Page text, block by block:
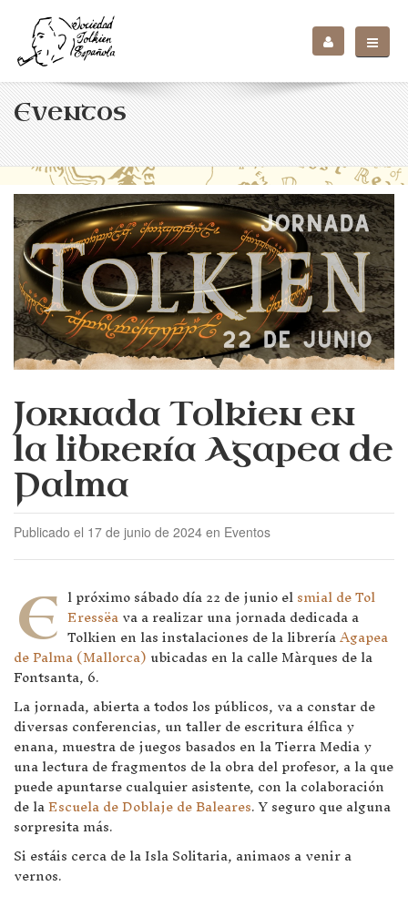
Eventos
Jornada Tolkien en
la librería Agapea de
Palma
Publicado el 17 de junio de 2024 en Eventos
E l próximo sábado día 22 de junio elsmial de Tol
Eressëava a realizar una jornada dedicada a
Tolkien en las instalaciones de la libreríaAgapea
de Palma (Mallorca)ubicadas en la calle Màrques de la
Fontsanta, 6.
La jornada, abierta a todos los públicos, va a constar de
diversas conferencias, un taller de escritura élfica y
enana, muestra de juegos basados en la Tierra Media y
una lectura de fragmentos de la obra del profesor, a la que
puede apuntarse cualquier asistente, con la colaboración
de laEscuela de Doblaje de Baleares. Y seguro que alguna
sorpresita más.
Si estáis cerca de la Isla Solitaria, animaos a venir a
vernos.